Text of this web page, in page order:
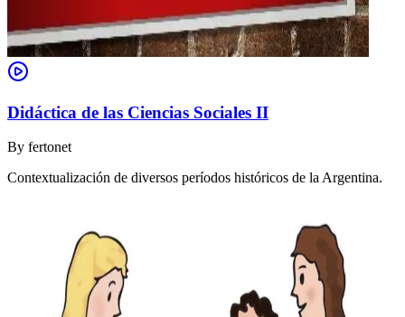
Didáctica de las Ciencias Sociales II
By fertonet
Contextualización de diversos períodos históricos de la Argentina.